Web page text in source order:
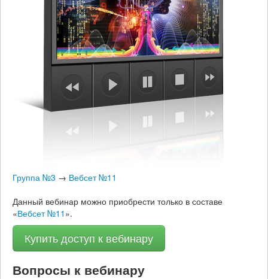
Группа №3 → Вебсет №11
Данный вебинар можно приобрести только в составе
«Вебсет №11 ».
Купить доступ к вебинару
Вопросы к вебинару